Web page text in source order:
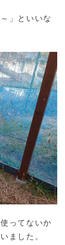
」といいな
ってないか
ました。